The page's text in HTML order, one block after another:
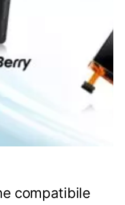
compatibile